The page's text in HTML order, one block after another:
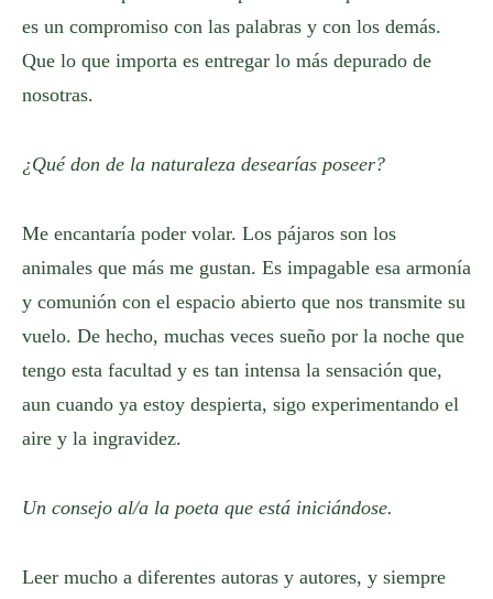
es un compromiso con las palabras y con los demás.
Que lo que importa es entregar lo más depurado de
nosotras.
¿Qué don de la naturaleza desearías poseer?
Me encantaría poder volar. Los pájaros son los
animales que más me gustan. Es impagable esa armonía
y comunión con el espacio abierto que nos transmite su
vuelo. De hecho, muchas veces sueño por la noche que
tengo esta facultad y es tan intensa la sensación que,
aun cuando ya estoy despierta, sigo experimentando el
aire y la ingravidez.
Un consejo al/a la poeta que está iniciándose.
Leer mucho a diferentes autoras y autores, y siempre